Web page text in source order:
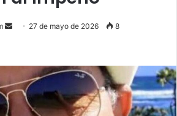
Send 27 de mayo de 2026 8